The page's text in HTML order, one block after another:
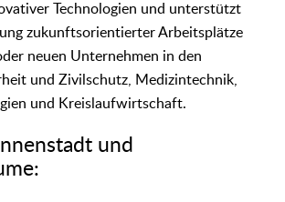
Technologien und unterstützt
zukunftsorientierter Arbeitsplätze
neuen Unternehmen in den
und Zivilschutz, Medizintechnik,
und Kreislaufwirtschaft.
und